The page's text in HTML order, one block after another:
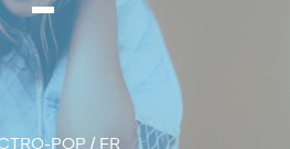
POP / FR